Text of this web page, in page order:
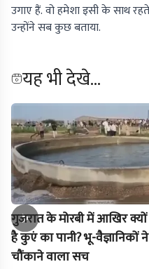
उगाए हैं. वो हमेशा इसी के साथ
उन्होंने सब कुछ बताया.
यह भी देखे...
गुजरात के मोरबी में आखिर क्यों
है कुएं का पानी? भू-वैज्ञानिकों
चौंकाने वाला सच